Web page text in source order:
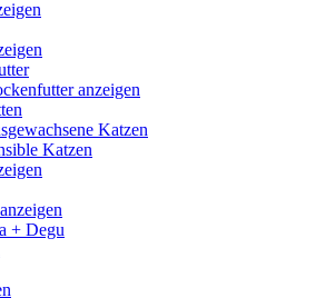
anzeigen
Katzen
Katzen
+ Degu